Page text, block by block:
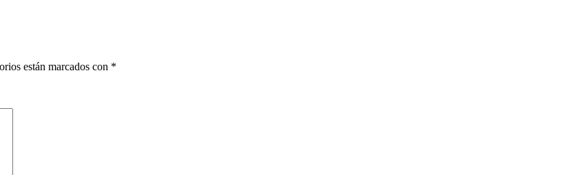
están marcados con *